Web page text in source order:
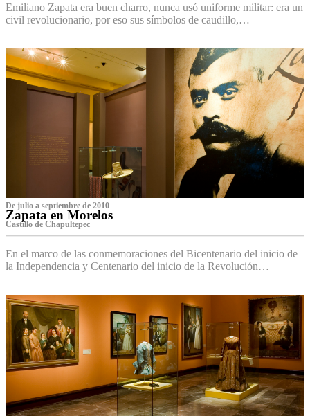
Emiliano Zapata era buen charro, nunca usó uniforme militar: era un
civil revolucionario, por eso sus símbolos de caudillo,…
De julio a septiembre de 2010
Zapata en Morelos
Castillo de Chapultepec
En el marco de las conmemoraciones del Bicentenario del inicio de
la Independencia y Centenario del inicio de la Revolución…